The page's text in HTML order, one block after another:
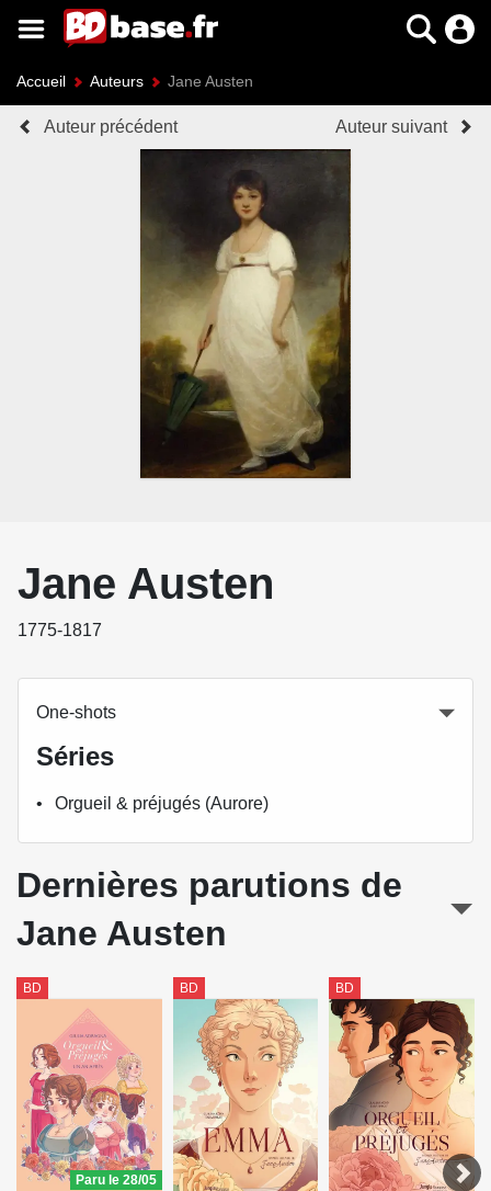
Accueil Auteurs Jane Austen
Auteur précédent Auteur suivant
Jane Austen
1775-1817
One-shots
Séries
Orgueil & préjugés (Aurore)
Dernières parutions de
Jane Austen
BD
Paru le 28/05
BD BD